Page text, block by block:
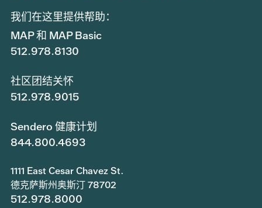
我们在这里提供帮助：
MAP 和 MAP Basic
512.978.8130
社区团结关怀
512.978.9015
Sendero 健康计划
844.800.4693
1111 East Cesar Chavez St.
德克萨斯州奥斯汀 78702
512.978.8000